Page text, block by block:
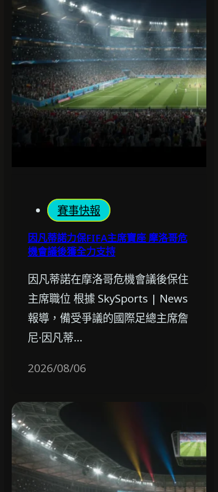
賽事快報
因凡蒂諾力保FIFA主席寶座 摩洛哥危
機會議後獲全力支持
因凡蒂諾在摩洛哥危機會議後保住
主席職位 根據 SkySports | News
報導，備受爭議的國際足總主席詹
尼·因凡蒂…
2026/08/06